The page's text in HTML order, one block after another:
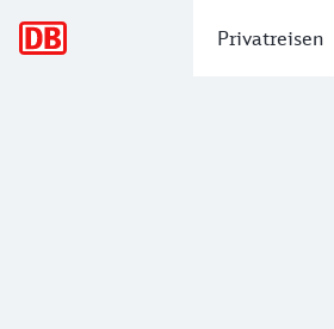
Privatreisen